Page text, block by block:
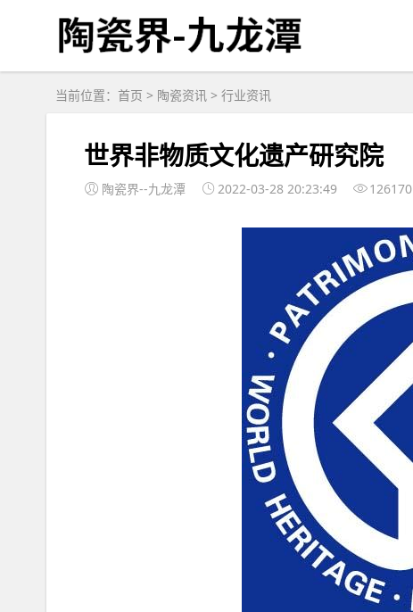
当前位置： 首页 > 陶瓷资讯 > 行业资讯
世界非物质文化遗产研究院
陶瓷界--九龙潭 2022-03-28 20:23:49 126170